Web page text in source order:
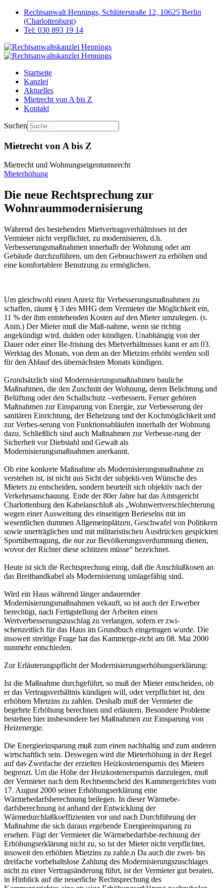
Rechtsanwalt Hennings, Schlüterstraße 12, 10625 Berlin
(Charlottenburg)
Tel: 030 893 19 14
Startseite
Kanzlei
Aktuelles
Mietrecht von A bis Z
Kontakt
Suchen
Mietrecht von A bis Z
Mietrecht und Wohnungseigentumsrecht
Mieterhöhung
Die neue Rechtsprechung zur
Wohnraummodernisierung
Während des bestehenden Mietvertragsverhältnisses ist der
Vermieter nicht verpflichtet, zu modernisieren, d.h.
Verbesserungsmaßnahmen innerhalb der Wohnung oder am
Gebäude durchzuführen, um den Gebrauchswert zu erhöhen und
eine komfortablere Benutzung zu ermöglichen.
Um gleichwohl einen Anreiz für Verbesserungsmaßnahmen zu
schaffen, räumt § 3 des MHG dem Vermieter die Möglichkeit ein,
11 % der ihm entstehenden Kosten auf den Mieter umzulegen. (s.
Anm.) Der Mieter muß die Maß-nahme, wenn sie richtig
angekündigt wird, dulden oder kündigen. Unabhängig von der
Dauer oder einer Be-fristung des Mietverhältnisses kann er am 03.
Werktag des Monats, von dem an der Mietzins erhöht werden soll
für den Ablauf des übernächsten Monats kündigen.
Grundsätzlich sind Modernisierungsmaßnahmen bauliche
Maßnahmen, die den Zuschnitt der Wohnung, deren Belichtung und
Belüftung oder den Schallschutz –verbessern. Ferner gehören
Maßnahmen zur Einsparung von Energie, zur Verbesserung der
sanitären Einrichtung, der Beheizung und der Kochmöglichkeit und
zur Verbes-serung von Funktionsabläufen innerhalb der Wohnung
dazu. Schließlich sind auch Maßnahmen zur Verbesse-rung der
Sicherheit vor Diebstahl und Gewalt als
Modernisierungsmaßnahmen anerkannt.
Ob eine konkrete Maßnahme als Modernisierungsmaßnahme zu
verstehen ist, ist nicht aus Sicht der subjekti-ven Wünsche des
Mieters zu entscheiden, sondern beurteilt sich objektiv nach der
Verkehrsanschauung. Ende der 80er Jahre hat das Amtsgericht
Charlottenburg den Kabelanschluß als „Wohnwertverschlechterung
wegen einer Ausweitung des einseitigen Berieselns mit im
wesentlichen dummen Allgemeinplätzen, Geschwafel von Politikern
sowie unerträglichen und mit militaristischen Ausdrücken gespickten
Sportübertragung, die nur zur Bevölkerungsverdummung dienen,
wovor der Richter diese schützen müsse“ bezeichnet.
Heute ist sich die Rechtsprechung einig, daß die Anschlußkosen an
das Breitbandkabel als Modernisierung umlagefähig sind.
Wird ein Haus während länger andauernder
Modernisierungsmaßnahmen vekauft, so ist auch der Erwerber
berechtigt, nach Fertigstellung der Arbeiten einen
Wertverbesserungszuschlag zu verlangen, sofern er zwi-
schenzeitlich für das Haus im Grundbuch eingetragen wurde. Die
insoweit streitige Frage hat das Kammerge-richt am 08. Mai 2000
nunmehr entschieden.
Zur Erläuterungspflicht der Modernisierungserhöhungserklärung:
Ist die Maßnahme durchgeführt, so muß der Mieter entscheiden, ob
er das Vertragsverhältnis kündigen will, oder verpflichtet ist, den
erhöhten Mietzins zu zahlen. Deshalb muß der Vermieter die
begehrte Erhöhung berechnen und erläutern. Besondere Probleme
bestehen hier insbesondere bei Maßnahmen zur Einsparung von
Heizenergie.
Die Energieeinsparung muß zum einen nachhaltig und zum anderen
wirtschaftlich sein. Deswegen wird die Mieterhöhung in der Regel
auf das Zweifache der erzielten Heizkostenersparnis des Mieters
begrenzt. Um die Höhe der Heizkostenersparnis darzulegen, muß
der Vermieter nach dem Rechtsentscheid des Kammergerichtes vom
17. August 2000 seiner Erhöhungserklärung eine
Wärmebedarfsberechnung beilegen. In dieser Wärmebe-
darfsberechnung ist anhand der Entwicklung der
Wärmedurchlaßkoeffizienten vor und nach Durchführung der
Maßnahme die sich daraus ergebende Energieeinsparung zu
ersehen. Fügt der Vermieter die Wärmebedarfsbe-rechnung der
Erhöhungserklärung nicht zu, so ist der Mieter nicht verpflichtet,
insoweit den erhöhten Mietzins zu zahle.n Da auch die zwei- bis
dreifache vorbehaltslose Zahlung des Modernisierungszuschlages
nicht zu einer Vertragsänderung führt, ist der Vermieter gut beraten,
in Hinblick auf die neuerliche Rechtsprechung des